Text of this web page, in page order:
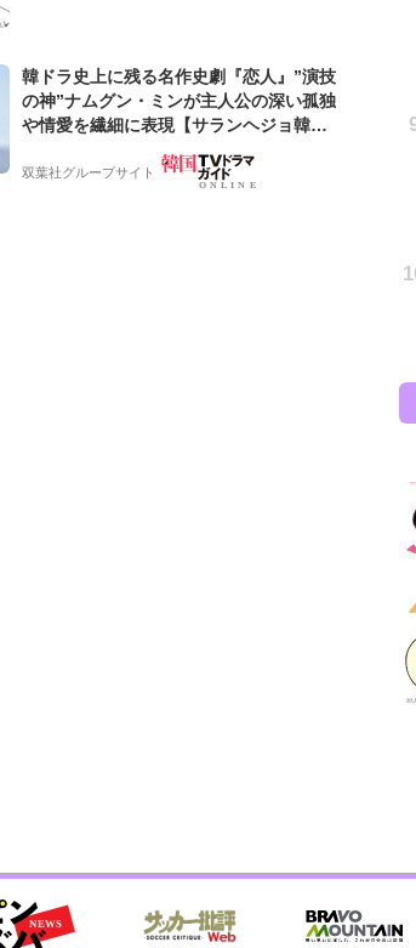
韓ドラ史上に残る名作史劇『恋人』”演技
の神”ナムグン・ミンが主人公の深い孤独
や情愛を繊細に表現【サランヘジョ韓ド
双葉社グループサイト